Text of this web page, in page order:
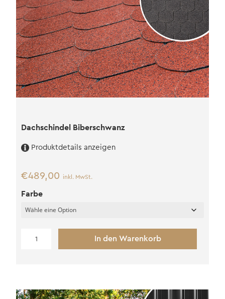
Dachschindel Biberschwanz
Produktdetails anzeigen
€489,00 inkl. MwSt.
Farbe
Biberschwanz
In den Warenkorb